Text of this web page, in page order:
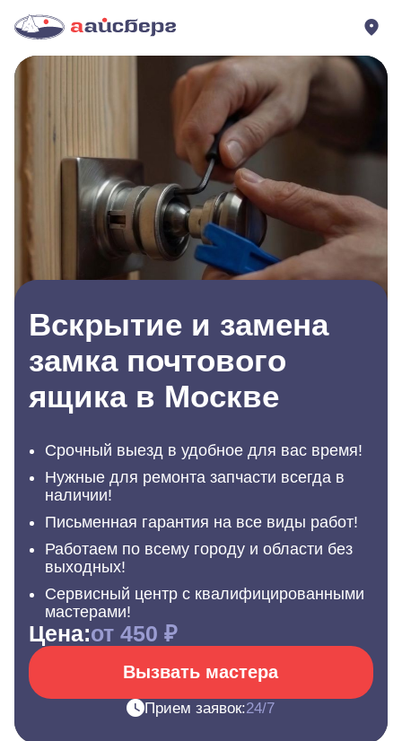
Вскрытие и замена
замка почтового
ящика в Москве
Срочный выезд в удобное для вас время!
Нужные для ремонта запчасти всегда в
наличии!
Письменная гарантия на все виды работ!
Работаем по всему городу и области без
выходных!
Сервисный центр с квалифицированными
мастерами!
Цена:от 450 ₽
Вызвать мастера
Прием заявок:24/7